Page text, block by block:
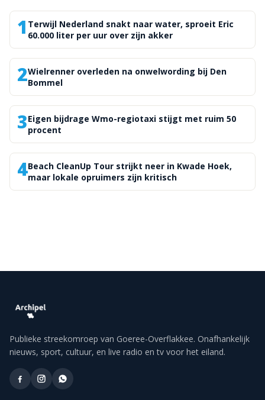
1 Terwijl Nederland snakt naar water, sproeit Eric
60.000 liter per uur over zijn akker
2Wielrenner overleden na onwelwording bij Den
Bommel
3Eigen bijdrage Wmo-regiotaxi stijgt met ruim 50
procent
4Beach CleanUp Tour strijkt neer in Kwade Hoek,
maar lokale opruimers zijn kritisch
Publieke streekomroep van Goeree-Overflakkee. Onafhankelijk
nieuws, sport, cultuur, en live radio en tv voor het eiland.